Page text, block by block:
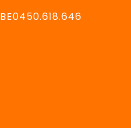
BE0450.618.646